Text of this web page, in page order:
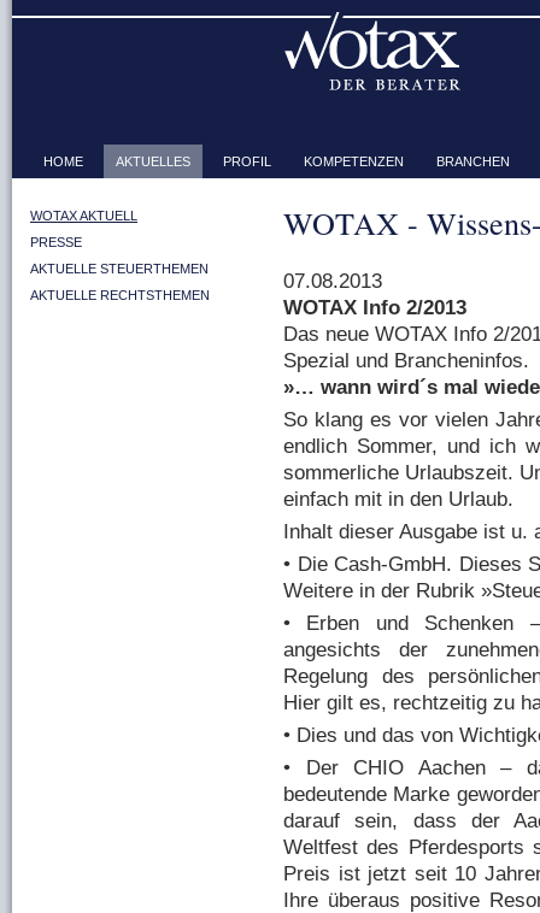
HOME AKTUELLES PROFIL KOMPETENZEN BRANCHEN
WOTAX AKTUELL
PRESSE
AKTUELLE STEUERTHEMEN
AKTUELLE RECHTSTHEMEN
WOTAX -
07.08.2013
WOTAX Info 2/2013
Das neue WOTAX Info 2/
Spezial und Brancheninfos.
»… wann wird´s mal
So klang es vor vielen
endlich Sommer, und ich
sommerliche Urlaubszeit.
einfach mit in den Urlaub.
Inhalt dieser Ausgabe ist u.
• Die Cash-GmbH. Dieses
Weitere in der Rubrik
• Erben und Schenken
angesichts der
Regelung des
Hier gilt es, rechtzeitig zu
• Dies und das von
• Der CHIO Aachen –
bedeutende Marke
darauf sein, dass der
Weltfest des Pferdesports
Preis ist jetzt seit 10
Ihre überaus positive